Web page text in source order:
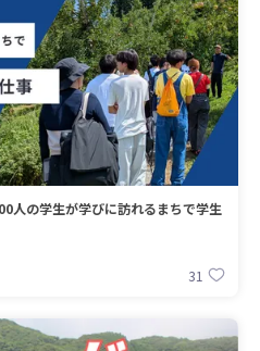
人の学生が学びに訪れるまちで学生
31